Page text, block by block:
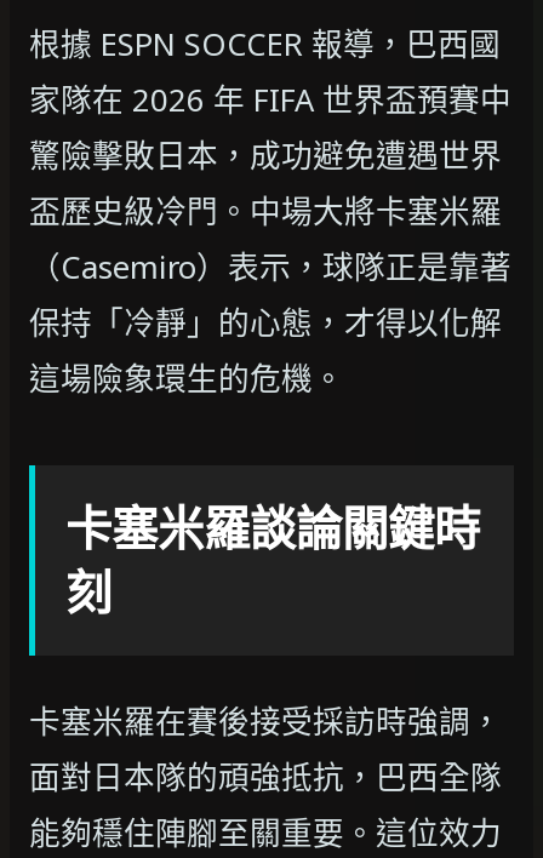
根據 ESPN SOCCER 報導，巴西國
家隊在 2026 年 FIFA 世界盃預賽中
驚險擊敗日本，成功避免遭遇世界
盃歷史級冷門。中場大將卡塞米羅
（Casemiro）表示，球隊正是靠著
保持「冷靜」的心態，才得以化解
這場險象環生的危機。
卡塞米羅談論關鍵時
刻
卡塞米羅在賽後接受採訪時強調，
面對日本隊的頑強抵抗，巴西全隊
能夠穩住陣腳至關重要。這位效力